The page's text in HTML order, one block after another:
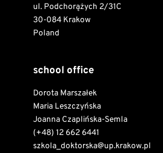
ul. Podchorążych 2/31C
30-084 Krakow
Poland
school office
Dorota Marszałek
Maria Leszczyńska
Joanna Czaplińska-Semla
(+48) 12 662 6441
szkola_doktorska@up.krakow.pl